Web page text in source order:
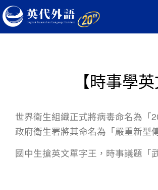
【時事學
世界衛生組織正式將病毒命名為「
政府衛生署將其命名為「嚴重新型
國中生搶英文單字王，時事議題「